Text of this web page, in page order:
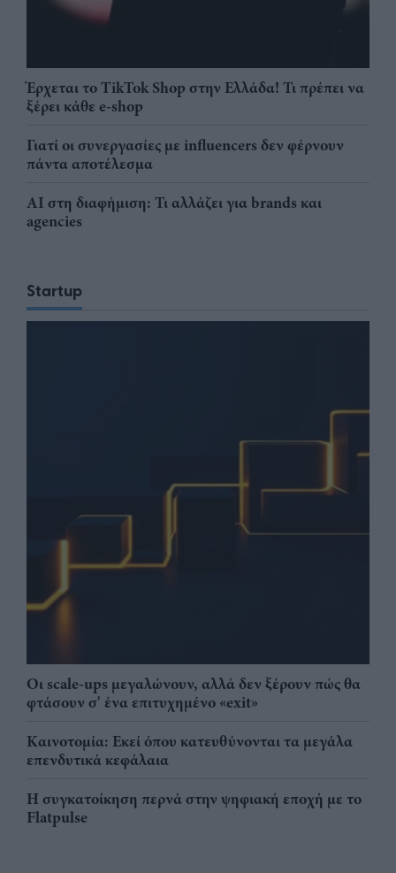
Έρχεται το TikTok Shop στην Ελλάδα! Τι πρέπει να
ξέρει κάθε e-shop
Γιατί οι συνεργασίες με influencers δεν φέρνουν
πάντα αποτέλεσμα
AI στη διαφήμιση: Τι αλλάζει για brands και
agencies
Startup
Οι scale-ups μεγαλώνουν, αλλά δεν ξέρουν πώς θα
φτάσουν σ' ένα επιτυχημένο «exit»
Καινοτομία: Εκεί όπου κατευθύνονται τα μεγάλα
επενδυτικά κεφάλαια
Η συγκατοίκηση περνά στην ψηφιακή εποχή με το
Flatpulse